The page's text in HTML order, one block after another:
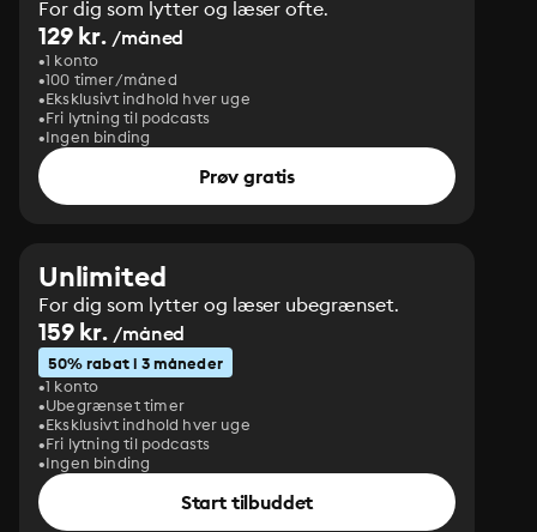
For dig som lytter og læser ofte.
129 kr. /måned
1 konto
100 timer/måned
Eksklusivt indhold hver uge
Fri lytning til podcasts
Ingen binding
Prøv gratis
Unlimited
For dig som lytter og læser ubegrænset.
159 kr. /måned
50% rabat i 3 måneder
1 konto
Ubegrænset timer
Eksklusivt indhold hver uge
Fri lytning til podcasts
Ingen binding
Start tilbuddet